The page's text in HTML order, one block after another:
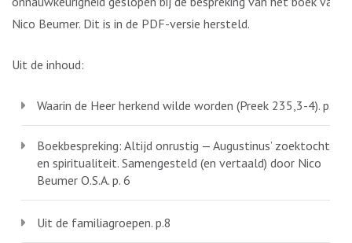
Nico Beumer. Dit is in de PDF-versie hersteld.
Uit de inhoud:
Waarin de Heer herkend wilde worden (Preek 235,3-4). p.5
Boekbespreking: Altijd onrustig — Augustinus’ zoektocht
en spiritualiteit. Samengesteld (en vertaald) door Nico
Beumer O.S.A. p. 6
Uit de familiagroepen. p.8